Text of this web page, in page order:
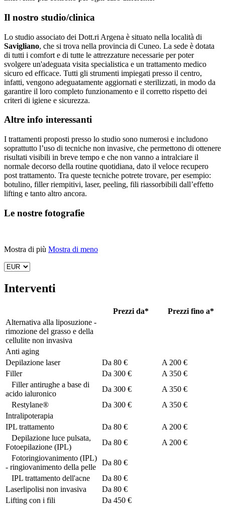
Il nostro studio/clinica
Lo studio associato dei Dott.ri Argena è situato nella località di
Savigliano, che si trova nella provincia di Cuneo. La sede è dotata
di tutti i comfort e di tutte le attrezzature necessarie per poter
svolgere un'adeguata visita specialistica e un trattamento medico
sicuro ed efficace. Tutti gli strumenti impiegati presso il centro,
infatti, vengono adeguatamente aggiornati e sterilizzati, in modo da
garantire il loro completo funzionamento e il corretto rispetto dei
criteri di igiene e sicurezza.
Altre info interessanti
I trattamenti proposti presso lo studio sono numerosi e includono
soprattutto l’uso di tecniche non invasive, che permettono di ottenere
risultati visibili in breve tempo e che non vanno a intralciare il
normale decorso della routine quotidiana, dato il veloce recupero
post trattamento. Tra queste tecniche potrete trovare, per esempio:
botulino, filler riempitivi, laser, peeling, fili riassorbibili dall’effetto
lifting e tanto altro ancora.
Le nostre fotografie
Mostra di più Mostra di meno
Interventi
Prezzi da*
Prezzi fino a*
Alternativa alla liposuzione -
rimozione del grasso e della
cellulite non invasiva
Anti aging
Depilazione laser
Da 80 € A 200 €
Filler
Da 300 € A 350 €
Filler antirughe a base di
acido ialuronico
Da 300 € A 350 €
Restylane®
Da 300 € A 350 €
Intralipoterapia
IPL trattamento
Da 80 € A 200 €
Depilazione luce pulsata,
Fotoepilazione (IPL)
Da 80 € A 200 €
Fotoringiovanimento (IPL)
- ringiovanimento della pelle
Da 80 €
IPL trattamento dell'acne
Da 80 €
Laserlipolisi non invasiva
Da 80 €
Lifting con i fili
Da 450 €